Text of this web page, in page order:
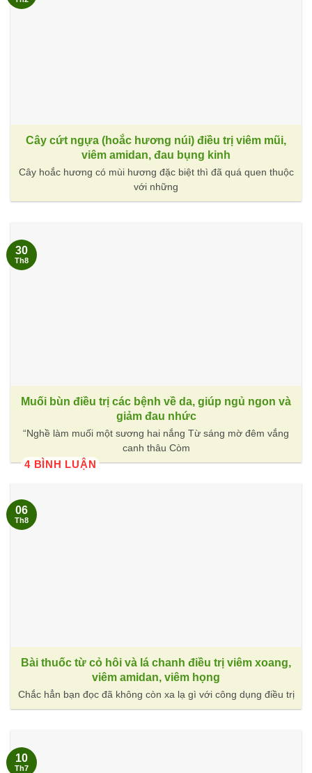
Cây cứt ngựa (hoắc hương núi) điều trị viêm mũi,
viêm amidan, đau bụng kinh
Cây hoắc hương có mùi hương đặc biệt thì đã quá quen thuộc
với những
Muối bùn điều trị các bệnh về da, giúp ngủ ngon và
giảm đau nhức
“Nghề làm muối một sương hai nắng Từ sáng mờ đêm vắng
canh thâu Còm
4 BÌNH LUẬN
30
Th8
Bài thuốc từ cỏ hôi và lá chanh điều trị viêm xoang,
viêm amidan, viêm họng
Chắc hẳn bạn đọc đã không còn xa lạ gì với công dụng điều trị
06
Th8
10
Th7